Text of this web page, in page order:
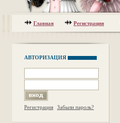
Главная Регистрация
АВТОРИЗАЦИЯ
Регистрация Забыли пароль?